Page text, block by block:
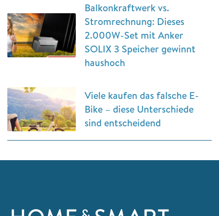
Balkonkraftwerk vs.
Stromrechnung: Dieses
2.000W-Set mit Anker
SOLIX 3 Speicher gewinnt
haushoch
Viele kaufen das falsche E-
Bike – diese Unterschiede
sind entscheidend